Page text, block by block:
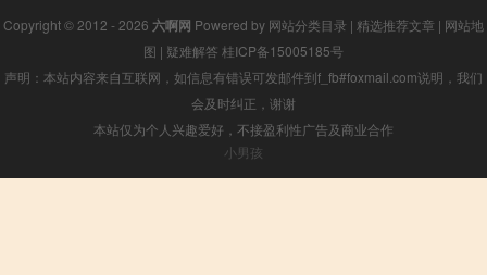
Copyright © 2012 - 2026 六啊网 Powered by 网站分类目录 | 精选推荐文章 | 网站地
图 | 疑难解答 桂ICP备15005185号
声明：本站内容来自互联网，如信息有错误可发邮件到f_fb#foxmail.com说明，我们
会及时纠正，谢谢
本站仅为个人兴趣爱好，不接盈利性广告及商业合作
小男孩